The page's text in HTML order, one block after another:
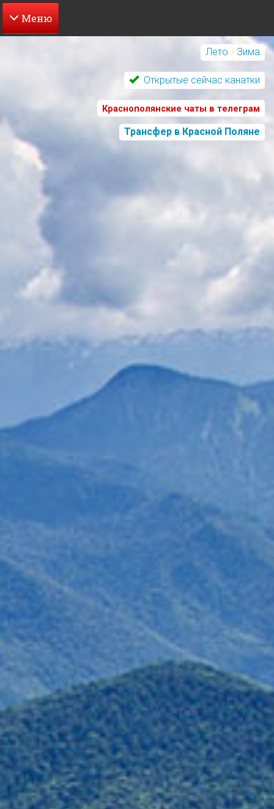
Перейти
Лето / Зима
Открытые сейчас канатки
Краснополянские чаты в телеграм
Трансфер в Красной Поляне